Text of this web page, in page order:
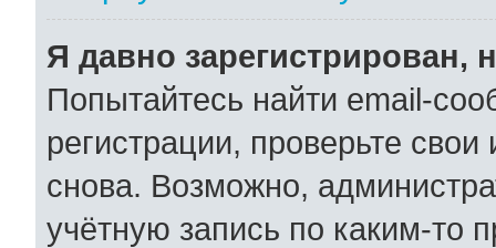
Я давно зарегистрирован,
Попытайтесь найти email-
регистрации, проверьте
снова. Возможно,
учётную запись по каким-то